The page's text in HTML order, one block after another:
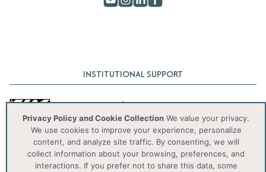
INSTITUTIONAL SUPPORT
Privacy Policy and Cookie Collection We value your privacy.
We use cookies to improve your experience, personalize
content, and analyze site traffic. By consenting, we will
collect information about your browsing, preferences, and
interactions. If you prefer not to share this data, some